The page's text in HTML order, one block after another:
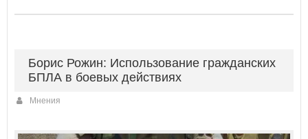
Борис Рожин: Использование гражданских
БПЛА в боевых действиях
Мнения